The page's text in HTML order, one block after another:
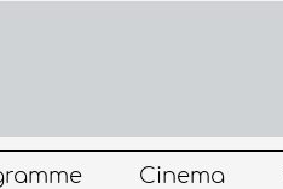
Cinema